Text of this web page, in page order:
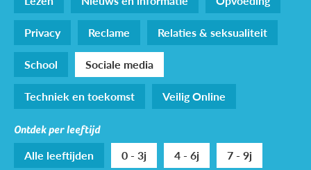
Privacy
Reclame
Relaties & seksualiteit
School
Sociale media
Techniek en toekomst
Veilig Online
Ontdek per leeftijd
Alle leeftijden 0 - 3j 4 - 6j
7 - 9j